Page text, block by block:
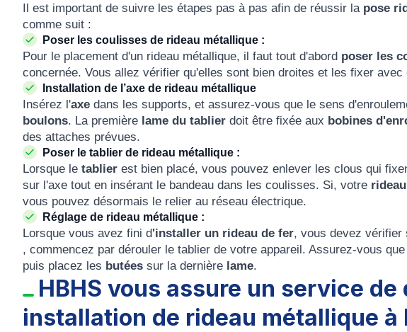
Il est important de suivre les étapes pas à pas afin de réussir lapose
comme suit :
Poser les coulisses de rideau métallique :
Pour le placement d'un rideau métallique, il faut tout d'abord poser les
concernée. Vous allez vérifier qu'elles sont bien droites et les fixer avec
Installation de l’axe de rideau métallique
Insérez l'axe dans les supports, et assurez-vous que le sens
boulons. La première lame du tablier doit être fixée aux bobines
des attaches prévues.
Poser le tablier de rideau métallique :
Lorsque le tablier est bien placé, vous pouvez enlever les clous qui
sur l'axe tout en insérant le bandeau dans les coulisses. Si, votre
vous pouvez désormais le relier au réseau électrique.
Réglage de rideau métallique :
Lorsque vous avez fini d'installer un rideau de fer, vous devez vérifier
, commencez par dérouler le tablier de votre appareil. Assurez-vous
puis placez les butées sur la dernière lame.
HBHS vous assure un service
installation de rideau métallique